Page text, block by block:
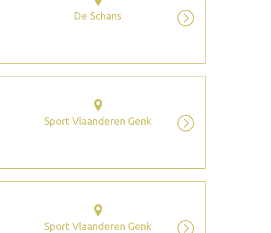
De Schans
Sport Vlaanderen Genk
Sport Vlaanderen Genk